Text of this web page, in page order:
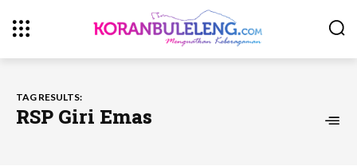
TAG RESULTS:
RSP Giri Emas